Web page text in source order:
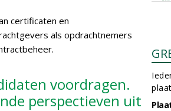
certificaten en
als opdrachtnemers
voordragen.
perspectieven uit